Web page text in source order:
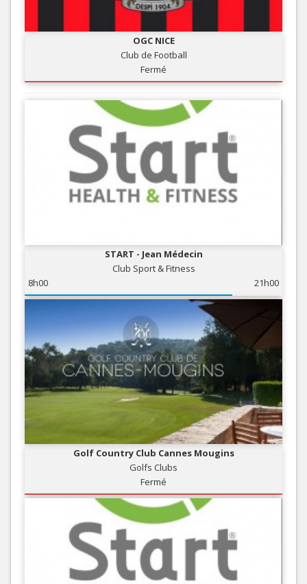
OGC NICE
Club de Football
Fermé
START - Jean Médecin
Club Sport & Fitness
8h00
21h00
Golf Country Club Cannes Mougins
Golfs Clubs
Fermé